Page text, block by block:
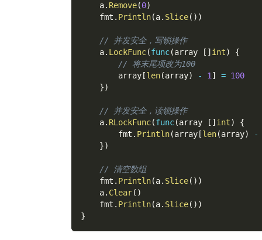
    a
. Remove(0)
    fmt
. Println(a. Slice( ) )
// 并发安全，写锁操作
    a
. LockFunc(func(array [ ] int)
{
// 将末尾项改为100
        array
[len(array) - 1 ] = 100
})
// 并发安全，读锁操作
    a
. RLockFunc(func(array [ ] int)
{
        fmt
. Println(array [len(array) -
})
// 清空数组
    fmt
. Println(a. Slice( ) )
    a
. Clear( )
    fmt
. Println(a. Slice( ) )
}